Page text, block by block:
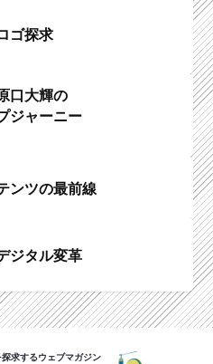
ゴ探求
口大輝の
ジャーニー
ンツの最前線
ジタル変革
求するウェブマガジン